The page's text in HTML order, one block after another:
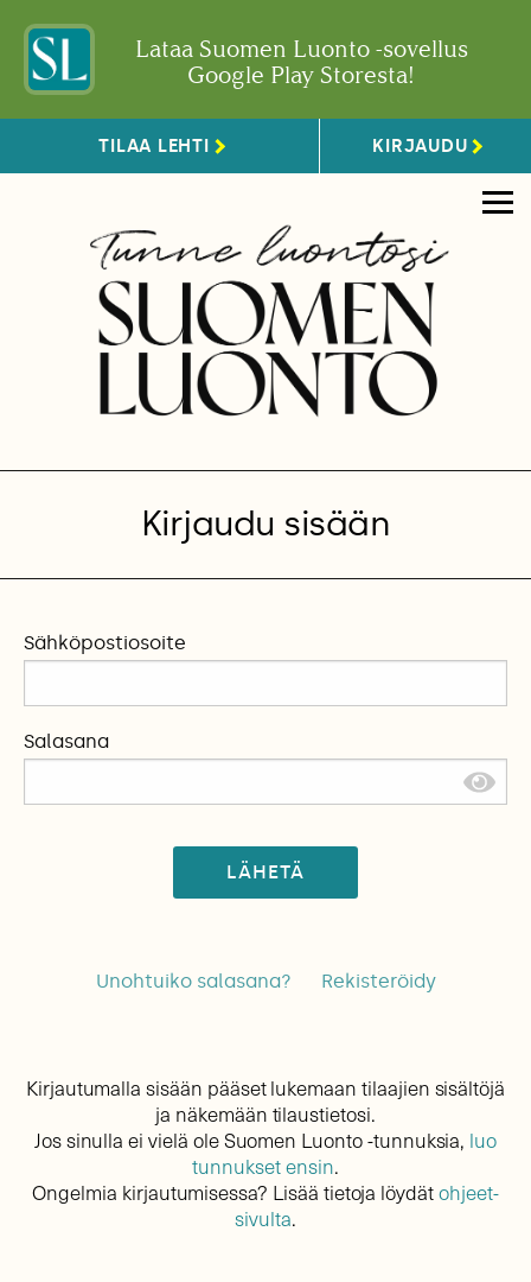
Lataa Suomen Luonto -sovellus
Google Play Storesta!
TILAA LEHTI KIRJAUDU
Kirjaudu sisään
Sähköpostiosoite
Salasana
LÄHETÄ
Unohtuiko salasana? Rekisteröidy
Kirjautumalla sisään pääset lukemaan tilaajien sisältöjä
ja näkemään tilaustietosi.
Jos sinulla ei vielä ole Suomen Luonto -tunnuksia, luo
tunnukset ensin.
Ongelmia kirjautumisessa? Lisää tietoja löydätohjeet-
sivulta.